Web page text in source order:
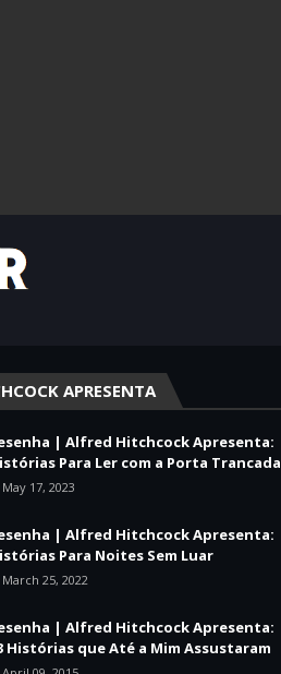
APRESENTA
| Alfred Hitchcock Apresenta:
Para Ler com a Porta Trancada
May 17, 2023
| Alfred Hitchcock Apresenta:
Para Noites Sem Luar
March 25, 2022
| Alfred Hitchcock Apresenta:
Histórias que Até a Mim Assustaram